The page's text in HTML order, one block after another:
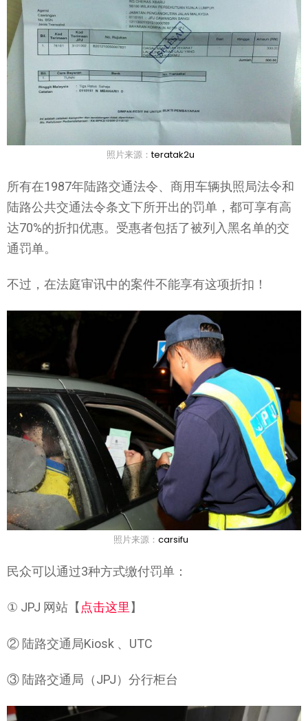
照片来源：teratak2u
所有在1987年陆路交通法令、商用车辆执照局法令和
陆路公共交通法令条文下所开出的罚单，都可享有高
达70%的折扣优惠。受惠者包括了被列入黑名单的交
通罚单。
不过，在法庭审讯中的案件不能享有这项折扣！
照片来源： carsifu
民众可以通过3种方式缴付罚单：
① JPJ 网站【 点击这里 】
② 陆路交通局Kiosk 、UTC
③ 陆路交通局（JPJ）分行柜台